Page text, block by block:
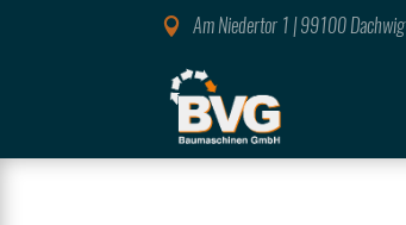
 Am Niedertor 1 | 99100 Dachwig